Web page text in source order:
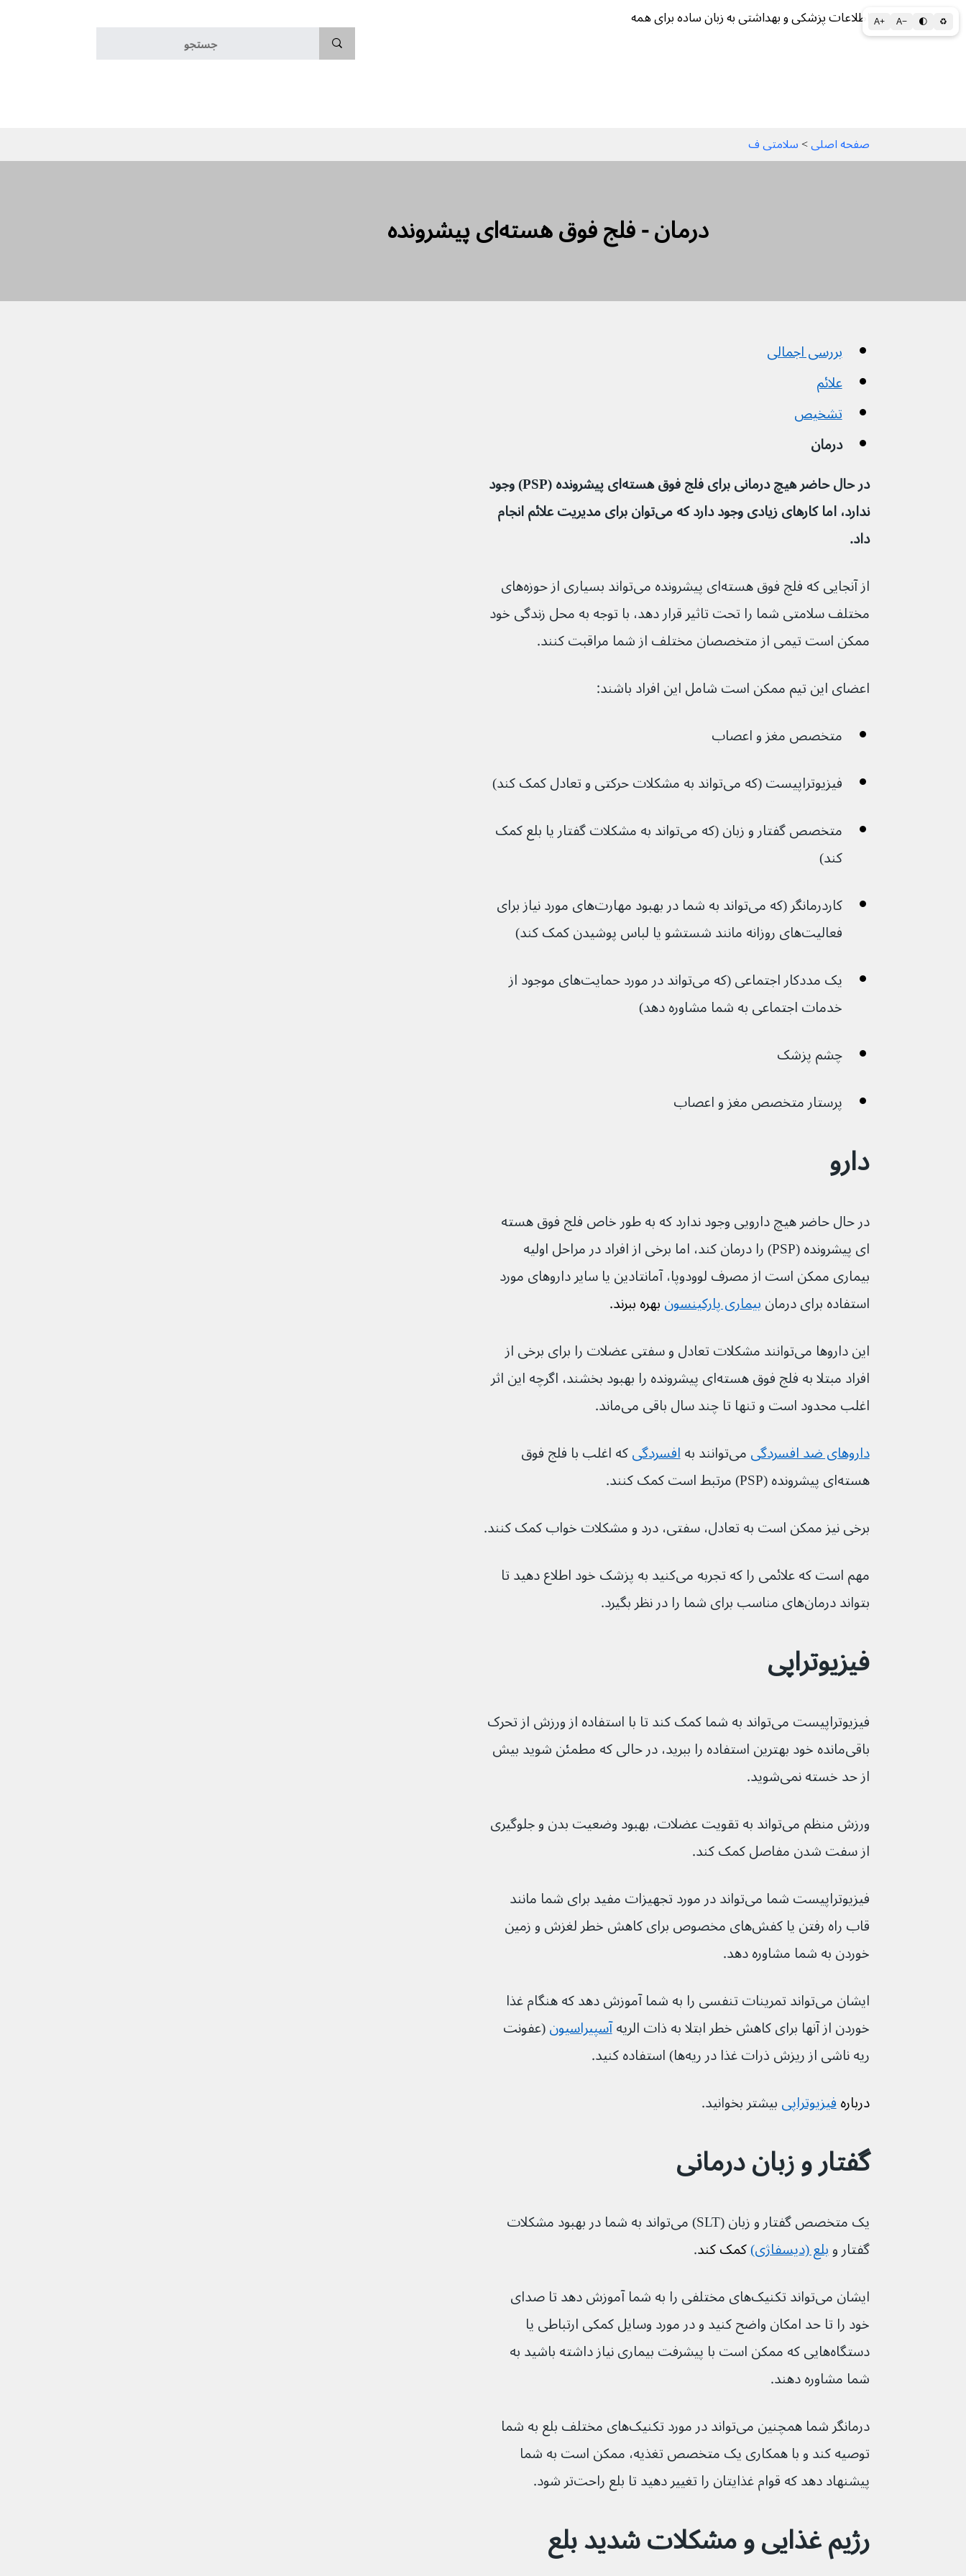
A+ A− 🌓 ♻ اطلاعات پزشکی و بهداشتی به زبان ساده برای همه
صفحه اصلی > سلامتی ف
درمان - فلج فوق هسته‌ای پیشرونده
بررسی اجمالی
علائم
تشخیص
درمان
در حال حاضر هیچ درمانی برای فلج فوق هسته‌ای پیشرونده (PSP) وجود
ندارد، اما کارهای زیادی وجود دارد که می‌توان برای مدیریت علائم انجام
داد.
از آنجایی که فلج فوق هسته‌ای پیشرونده می‌تواند بسیاری از حوزه‌های
مختلف سلامتی شما را تحت تاثیر قرار دهد، با توجه به محل زندگی خود
ممکن است تیمی از متخصصان مختلف از شما مراقبت کنند.
اعضای این تیم ممکن است شامل این افراد باشند:
متخصص مغز و اعصاب
فیزیوتراپیست (که می‌تواند به مشکلات حرکتی و تعادل کمک کند)
متخصص گفتار و زبان (که می‌تواند به مشکلات گفتار یا بلع کمک
کند)
کاردرمانگر (که می‌تواند به شما در بهبود مهارت‌های مورد نیاز برای
فعالیت‌های روزانه مانند شستشو یا لباس پوشیدن کمک کند)
یک مددکار اجتماعی (که می‌تواند در مورد حمایت‌های موجود از
خدمات اجتماعی به شما مشاوره دهد)
چشم پزشک
پرستار متخصص مغز و اعصاب
دارو
در حال حاضر هیچ دارویی وجود ندارد که به طور خاص فلج فوق هسته
ای پیشرونده (PSP) را درمان کند، اما برخی از افراد در مراحل اولیه
بیماری ممکن است از مصرف لوودوپا، آمانتادین یا سایر داروهای مورد
استفاده برای درمان بیماری پارکینسون بهره ببرند.
این داروها می‌توانند مشکلات تعادل و سفتی عضلات را برای برخی از
افراد مبتلا به فلج فوق هسته‌ای پیشرونده را بهبود بخشند، اگرچه این اثر
اغلب محدود است و تنها تا چند سال باقی می‌ماند.
داروهای ضد افسردگیمی‌توانند به افسردگیکه اغلب با فلج فوق
هسته‌ای پیشرونده (PSP) مرتبط است کمک کنند.
برخی نیز ممکن است به تعادل، سفتی، درد و مشکلات خواب کمک کنند.
مهم است که علائمی را که تجربه می‌کنید به پزشک خود اطلاع دهید تا
بتواند درمان‌های مناسب برای شما را در نظر بگیرد.
فیزیوتراپی
فیزیوتراپیست می‌تواند به شما کمک کند تا با استفاده از ورزش از تحرک
باقی‌مانده خود بهترین استفاده را ببرید، در حالی که مطمئن شوید بیش
از حد خسته نمی‌شوید.
ورزش منظم می‌تواند به تقویت عضلات، بهبود وضعیت بدن و جلوگیری
از سفت شدن مفاصل کمک کند.
فیزیوتراپیست شما می‌تواند در مورد تجهیزات مفید برای شما مانند
قاب راه رفتن یا کفش‌های مخصوص برای کاهش خطر لغزش و زمین
خوردن به شما مشاوره دهد.
ایشان می‌تواند تمرینات تنفسی را به شما آموزش دهد که هنگام غذا
خوردن از آنها برای کاهش خطر ابتلا به ذات الریه آسپیراسیون(عفونت
ریه ناشی از ریزش ذرات غذا در ریه‌ها) استفاده کنید.
درباره فیزیوتراپیبیشتر بخوانید.
گفتار و زبان درمانی
یک متخصص گفتار و زبان (SLT) می‌تواند به شما در بهبود مشکلات
گفتار و بلع (دیسفاژی) کمک کند.
ایشان می‌تواند تکنیک‌های مختلفی را به شما آموزش دهد تا صدای
خود را تا حد امکان واضح کنید و در مورد وسایل کمکی ارتباطی یا
دستگاه‌هایی که ممکن است با پیشرفت بیماری نیاز داشته باشید به
شما مشاوره دهند.
درمانگر شما همچنین می‌تواند در مورد تکنیک‌های مختلف بلع به شما
توصیه کند و با همکاری یک متخصص تغذیه، ممکن است به شما
پیشنهاد دهد که قوام غذایتان را تغییر دهید تا بلع راحت‌تر شود.
رژیم غذایی و مشکلات شدید بلع